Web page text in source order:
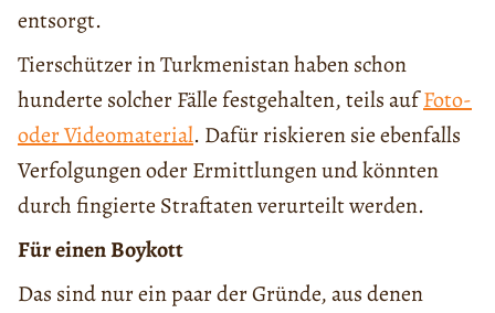
entsorgt.
Tierschützer in Turkmenistan haben schon
hunderte solcher Fälle festgehalten, teils aufFoto-
oder Videomaterial. Dafür riskieren sie ebenfalls
Verfolgungen oder Ermittlungen und könnten
durch fingierte Straftaten verurteilt werden.
FüreinenBoykott
Das sind nur ein paar der Gründe, aus denen